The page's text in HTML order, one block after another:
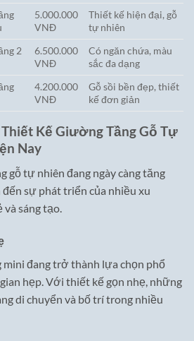
5.000.000
VNĐ
Thiết kế hiện đại, gỗ
tự nhiên
2
6.500.000
VNĐ
Có ngăn chứa, màu
sắc đa dạng
4.200.000
VNĐ
Gỗ sồi bền đẹp, thiết
kế đơn giản
Kế Giường Tầng Gỗ Tự
Nay
gỗ tự nhiên đang ngày càng tăng
đến sự phát triển của nhiều xu
sáng tạo.
đang trở thành lựa chọn phổ
hẹp. Với thiết kế gọn nhẹ, những
di chuyển và bố trí trong nhiều